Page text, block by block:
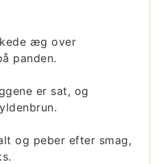
æg over
panden.
er sat, og
og peber efter smag,